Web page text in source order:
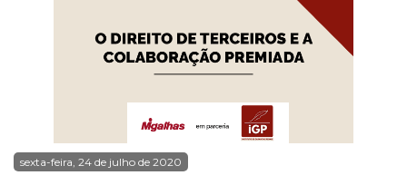
sexta-feira, 24 de julho de 2020